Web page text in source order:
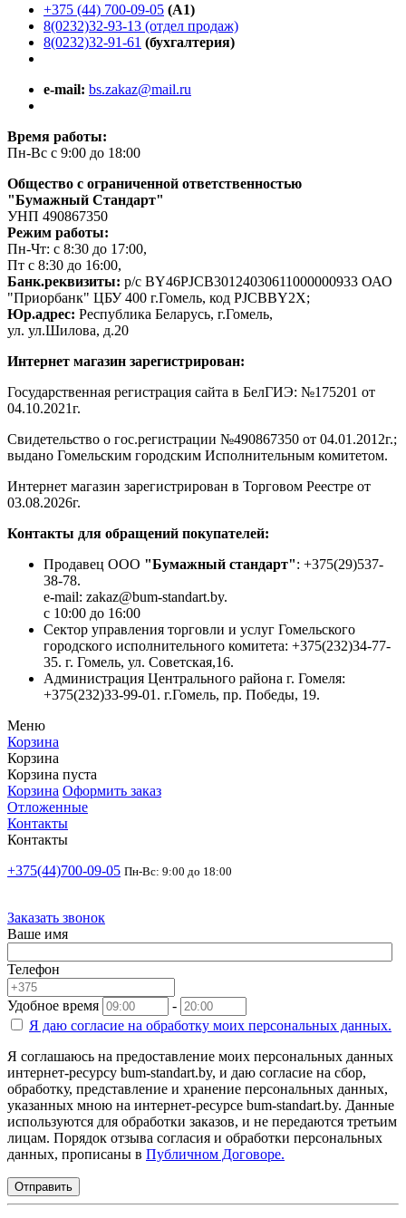
+375 (44) 700-09-05 (A1)
8(0232)32-93-13 (отдел продаж)
8(0232)32-91-61 (бухгалтерия)
e-mail: bs.zakaz@mail.ru
Время работы:
Пн-Вс с 9:00 до 18:00
Общество с ограниченной ответственностью
"Бумажный Стандарт"
УНП 490867350
Режим работы:
Пн-Чт: с 8:30 до 17:00,
Пт с 8:30 до 16:00,
Банк.реквизиты: р/с BY46PJCB30124030611000000933 ОАО
"Приорбанк" ЦБУ 400 г.Гомель, код PJCBBY2X;
Юр.адрес: Республика Беларусь, г.Гомель,
ул. ул.Шилова, д.20
Интернет магазин зарегистрирован:
Государственная регистрация сайта в БелГИЭ: №175201 от
04.10.2021г.
Свидетельство о гос.регистрации №490867350 от 04.01.2012г.;
выдано Гомельским городским Исполнительным комитетом.
Интернет магазин зарегистрирован в Торговом Реестре от
03.08.2026г.
Контакты для обращений покупателей:
Продавец ООО "Бумажный стандарт": +375(29)537-
38-78.
e-mail: zakaz@bum-standart.by.
с 10:00 до 16:00
Сектор управления торговли и услуг Гомельского
городского исполнительного комитета: +375(232)34-77-
35. г. Гомель, ул. Советская,16.
Администрация Центрального района г. Гомеля:
+375(232)33-99-01. г.Гомель, пр. Победы, 19.
Меню
Корзина
Корзина
Корзина пуста
Корзина Оформить заказ
Отложенные
Контакты
Контакты
+375(44)700-09-05 Пн-Вс: 9:00 до 18:00
Заказать звонок
Ваше имя
Телефон
Удобное время
-
Я даю согласие на обработку моих персональных данных.
Я соглашаюсь на предоставление моих персональных данных
интернет-ресурсу bum-standart.by, и даю согласие на сбор,
обработку, представление и хранение персональных данных,
указанных мною на интернет-ресурсе bum-standart.by. Данные
используются для обработки заказов, и не передаются третьим
лицам. Порядок отзыва согласия и обработки персональных
данных, прописаны в Публичном Договоре.
Отправить